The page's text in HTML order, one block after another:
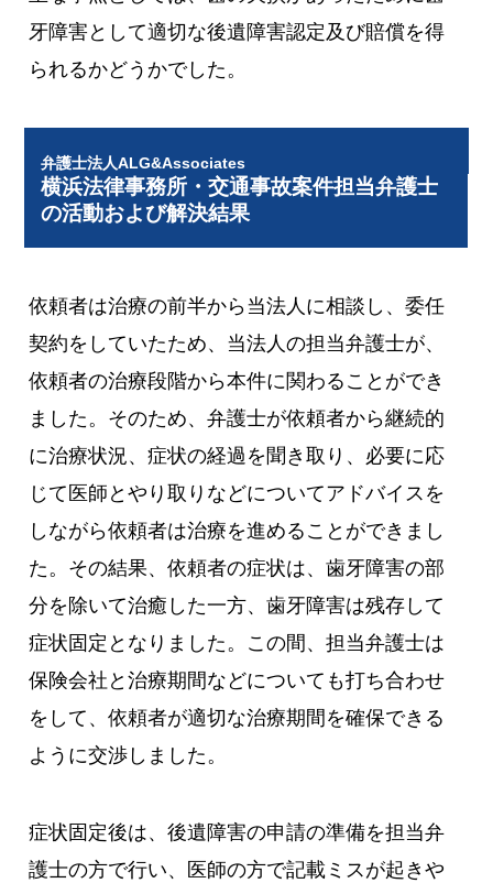
牙障害として適切な後遺障害認定及び賠償を得
られるかどうかでした。
弁護士法人ALG&Associates
横浜法律事務所・交通事故案件担当弁護士
の活動および解決結果
依頼者は治療の前半から当法人に相談し、委任
契約をしていたため、当法人の担当弁護士が、
依頼者の治療段階から本件に関わることができ
ました。そのため、弁護士が依頼者から継続的
に治療状況、症状の経過を聞き取り、必要に応
じて医師とやり取りなどについてアドバイスを
しながら依頼者は治療を進めることができまし
た。その結果、依頼者の症状は、歯牙障害の部
分を除いて治癒した一方、歯牙障害は残存して
症状固定となりました。この間、担当弁護士は
保険会社と治療期間などについても打ち合わせ
をして、依頼者が適切な治療期間を確保できる
ように交渉しました。
症状固定後は、後遺障害の申請の準備を担当弁
護士の方で行い、医師の方で記載ミスが起きや